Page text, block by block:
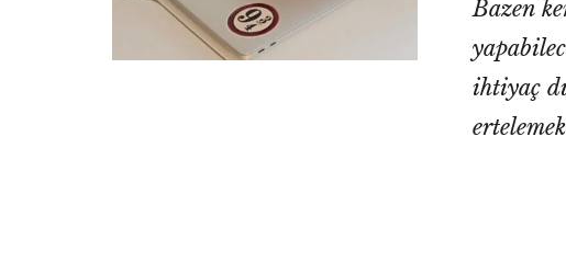
Bazen
ihtiyaç